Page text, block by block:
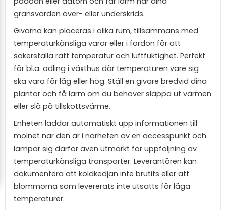
gränsvärden över- eller underskrids.
Givarna kan placeras i olika rum, tillsammans med
temperaturkänsliga varor eller i fordon för att
säkerställa rätt temperatur och luftfuktighet. Perfekt
för bl.a. odling i växthus där temperaturen vare sig
ska vara för låg eller hög. Ställ en givare bredvid dina
plantor och få larm om du behöver släppa ut värmen
eller slå på tillskottsvärme.
Enheten laddar automatiskt upp informationen till
molnet när den är i närheten av en accesspunkt och
lämpar sig därför även utmärkt för uppföljning av
temperaturkänsliga transporter. Leverantören kan
dokumentera att köldkedjan inte brutits eller att
blommorna som levererats inte utsatts för låga
temperaturer.